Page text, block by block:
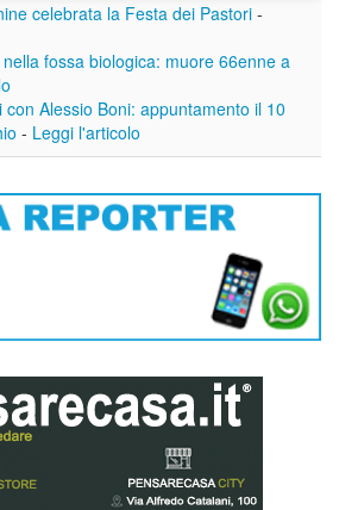
celebrata la Festa dei Pastori -
fossa biologica: muore 66enne a
Alessio Boni: appuntamento il 10
- Leggi l'articolo